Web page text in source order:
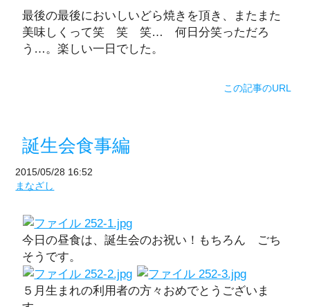
最後の最後においしいどら焼きを頂き、またまた
美味しくって笑 笑 笑… 何日分笑っただろ
う…。楽しい一日でした。
この記事のURL
誕生会食事編
2015/05/28 16:52
まなざし
今日の昼食は、誕生会のお祝い！もちろん ごち
そうです。
５月生まれの利用者の方々おめでとうございま